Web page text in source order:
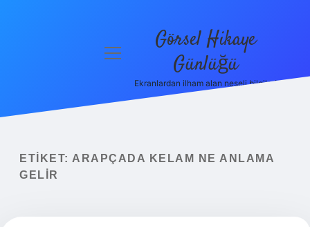
Yasal Uyarı
menüyü
Görsel Hikaye
Günlüğü
Ekranlardan ilham alan neşeli bilgiler!
ETIKET: ARAPÇADA KELAM NE ANLAMA
GELIR